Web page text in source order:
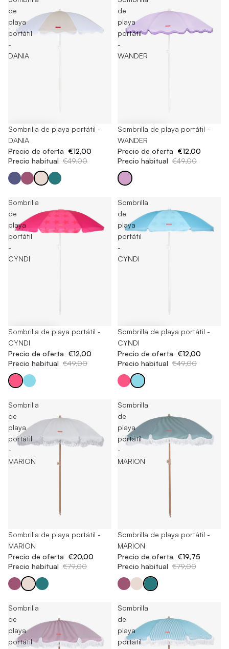
de
playa
portátil
-
DANIA
-75%
Sombrilla de playa portátil -
DANIA
Precio de oferta €12,00
Precio habitual €49,00
de
playa
portátil
-
WANDER
-75%
Sombrilla de playa portátil -
WANDER
Precio de oferta €12,00
Precio habitual €49,00
Sombrilla
de
playa
portátil
-
CYNDI
-75%
Sombrilla de playa portátil -
CYNDI
Precio de oferta €12,00
Precio habitual €49,00
Sombrilla
de
playa
portátil
-
CYNDI
-75%
Sombrilla de playa portátil -
CYNDI
Precio de oferta €12,00
Precio habitual €49,00
Sombrilla
de
playa
portátil
-
MARION
Agotado
Sombrilla de playa portátil -
MARION
Precio de oferta €20,00
Precio habitual €79,00
Sombrilla
de
playa
portátil
-
MARION
Agotado
Sombrilla de playa portátil -
MARION
Precio de oferta €19,75
Precio habitual €79,00
Sombrilla
de
playa
portátil
Sombrilla
de
playa
portátil